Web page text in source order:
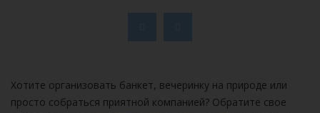
Хотите организовать банкет, вечеринку на природе или
просто собраться приятной компанией? Обратите свое